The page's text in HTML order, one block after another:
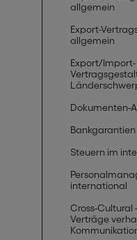
allgemein
Export-
allgemein
Export/Import-
Dokumenten-
Bankgarantien
Steuern im
international
Cross-Cultural
Verträge